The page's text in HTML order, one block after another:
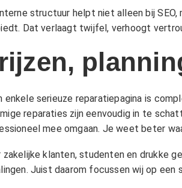
structuur helpt niet alleen bij
Dat verlaagt twijfel, verhoogt
enkele serieuze reparatiepagina is
reparaties zijn eenvoudig in te
mee omgaan. Je weet beter
zakelijke klanten, studenten en drukke
Juist daarom focussen wij op een